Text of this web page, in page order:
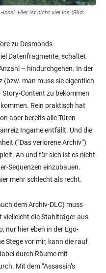
Insel. Hier ist nicht viel los (Bild:
zu Desmonds
Datenfragmente, schaltet
– hindurchgehen. In der
(bzw. man muss sie eigentlich
Content zu bekommen
Rein praktisch hat
aber bereits alle Türen
Ingame entfällt. Und die
(“Das verlorene Archiv”)
An und für sich ist es nicht
Sequenzen einzubauen.
mehr schlecht als recht.
dem Archiv-DLC) muss
vielleicht die Stahlträger aus
nur hier eben in der Ego-
Stege vor mir, kann die rauf
durch Räume mit
Mit dem “Assassin’s